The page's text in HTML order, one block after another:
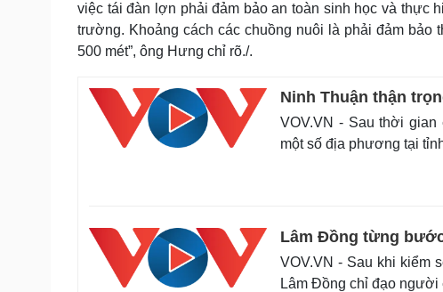
việc tái đàn lợn phải đảm bảo an toàn sinh học và thực
trường. Khoảng cách các chuồng nuôi là phải đảm
500 mét”, ông Hưng chỉ rõ./.
Ninh Thuận thận
VOV.VN - Sau thời
một số địa phương tại
Lâm Đồng từng
VOV.VN - Sau khi kiểm
Lâm Đồng chỉ đạo người